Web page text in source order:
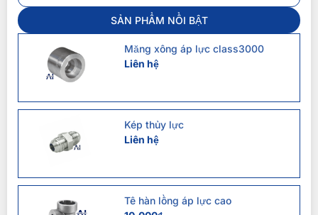
SẢN PHẨM NỔI BẬT
Măng xông áp lực class3000
Liên hệ
Kép thủy lực
Liên hệ
Tê hàn lồng áp lực cao